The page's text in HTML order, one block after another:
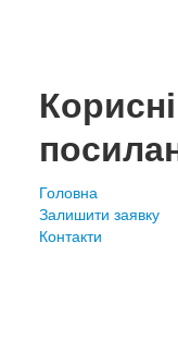
Корисні
Головна
Залишити заявку
Контакти